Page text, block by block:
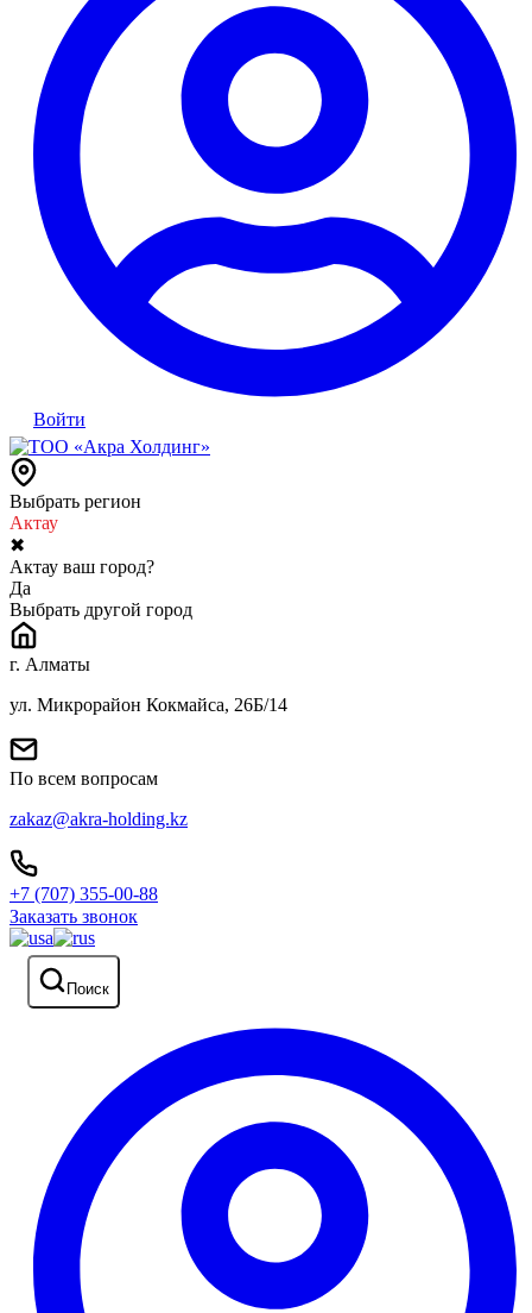
Войти
Выбрать регион
Актау
✖
Актау ваш город?
Да
Выбрать другой город
г. Алматы
ул. Микрорайон Кокмайса, 26Б/14
По всем вопросам
zakaz@akra-holding.kz
+7 (707) 355-00-88
Заказать звонок
Поиск